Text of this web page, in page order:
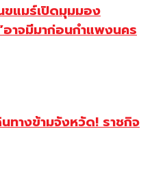
ขแมร์เปิดมุมมอง
าจมีมาก่อนกำแพงนคร
ทางข้ามจังหวัด! ราชกิจ